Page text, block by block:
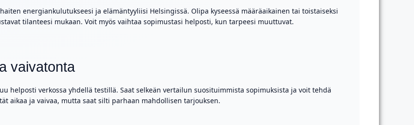
energiankulutukseesi ja elämäntyyliisi Helsingissä. Olipa kyseessä määräaikainen tai toistaiseksi
tilanteesi mukaan. Voit myös vaihtaa sopimustasi helposti, kun tarpeesi muuttuvat.
vaivatonta
helposti verkossa yhdellä testillä. Saat selkeän vertailun suosituimmista sopimuksista ja voit tehdä
aikaa ja vaivaa, mutta saat silti parhaan mahdollisen tarjouksen.